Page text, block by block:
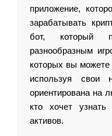
приложение,
зарабатывать
бот, который
разнообразным
которых вы можете
используя свои
ориентирована на
кто хочет
активов.